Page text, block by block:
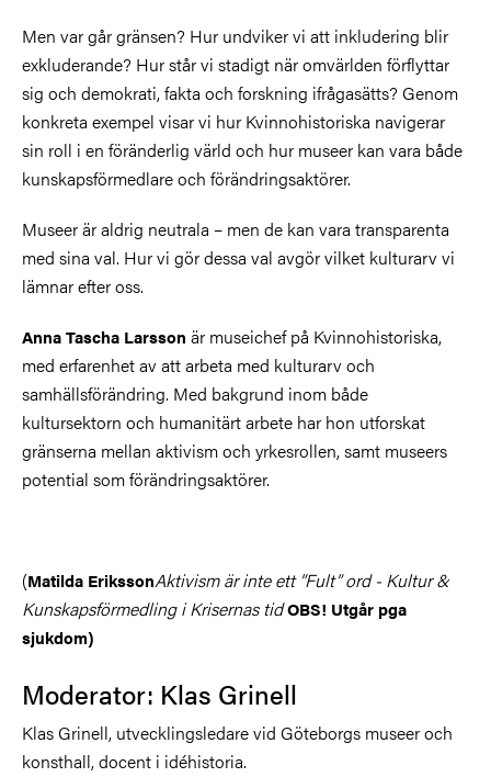
Men var går gränsen? Hur undviker vi att inkludering blir
exkluderande? Hur står vi stadigt när omvärlden förflyttar
sig och demokrati, fakta och forskning ifrågasätts? Genom
konkreta exempel visar vi hur Kvinnohistoriska navigerar
sin roll i en föränderlig värld och hur museer kan vara både
kunskapsförmedlare och förändringsaktörer.
Museer är aldrig neutrala – men de kan vara transparenta
med sina val. Hur vi gör dessa val avgör vilket kulturarv vi
lämnar efter oss.
Anna Tascha Larsson är museichef på Kvinnohistoriska,
med erfarenhet av att arbeta med kulturarv och
samhällsförändring. Med bakgrund inom både
kultursektorn och humanitärt arbete har hon utforskat
gränserna mellan aktivism och yrkesrollen, samt museers
potential som förändringsaktörer.
(Matilda ErikssonAktivism är inte ett ”Fult” ord - Kultur &
Kunskapsförmedling i Krisernas tidOBS! Utgår pga
sjukdom)
Moderator: Klas Grinell
Klas Grinell, utvecklingsledare vid Göteborgs museer och
konsthall, docent i idéhistoria.